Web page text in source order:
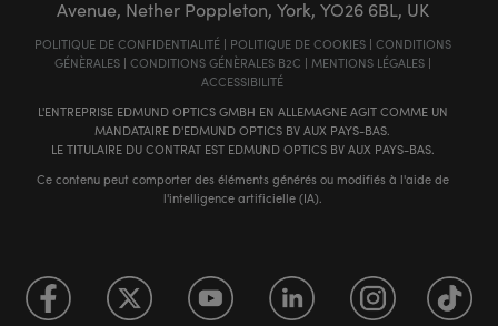
Avenue, Nether Poppleton, York, YO26 6BL, UK
POLITIQUE DE CONFIDENTIALITÉ| POLITIQUE DE COOKIES| CONDITIONS
GÉNÈRALES| CONDITIONS GÉNÈRALES B2C | MENTIONS LÉGALES|
ACCESSIBILITÉ
L'ENTREPRISE EDMUND OPTICS GMBH EN ALLEMAGNE AGIT COMME UN
MANDATAIRE D'EDMUND OPTICS BV AUX PAYS-BAS.
LE TITULAIRE DU CONTRAT EST EDMUND OPTICS BV AUX PAYS-BAS.
Ce contenu peut comporter des éléments générés ou modifiés à l'aide de
l'intelligence artificielle (IA).